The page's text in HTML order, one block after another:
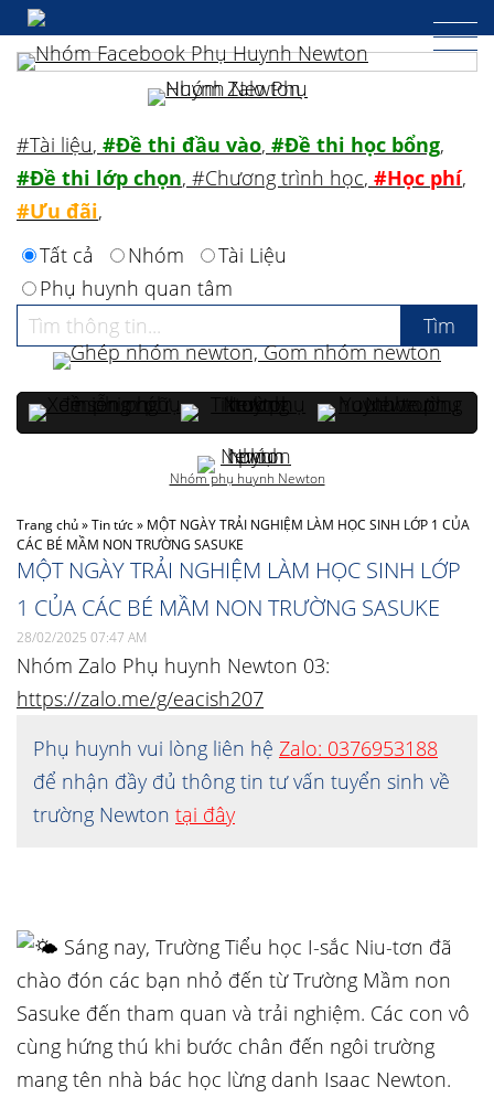
Trang chủ»Tin tức» MỘT NGÀY TRẢI NGHIỆM LÀM HỌC SINH LỚP 1 CỦA
CÁC BÉ MẦM NON TRƯỜNG SASUKE
MỘT NGÀY TRẢI NGHIỆM LÀM HỌC SINH LỚP
1 CỦA CÁC BÉ MẦM NON TRƯỜNG SASUKE
28/02/2025 07:47 AM
Nhóm Zalo Phụ huynh Newton 03:
https://zalo.me/g/eacish207
Phụ huynh vui lòng liên hệ Zalo: 0376953188
để nhận đầy đủ thông tin tư vấn tuyển sinh về
trường Newton tại đây
Sáng nay, Trường Tiểu học I-sắc Niu-tơn đã
chào đón các bạn nhỏ đến từ Trường Mầm non
Sasuke đến tham quan và trải nghiệm. Các con vô
cùng hứng thú khi bước chân đến ngôi trường
mang tên nhà bác học lừng danh Isaac Newton.
#Tài liệu, #Đề thi đầu vào, #Đề thi học bổng,
#Đề thi lớp chọn, #Chương trình học, #Học phí,
#Ưu đãi,
Tất cả
Nhóm
Tài Liệu
Phụ huynh quan tâm
Nhóm phụ huynh Newton